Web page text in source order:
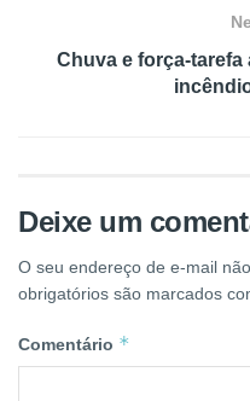
Chuva e força-
Deixe um
O seu endereço de e-mail
obrigatórios são marcados
Comentário *